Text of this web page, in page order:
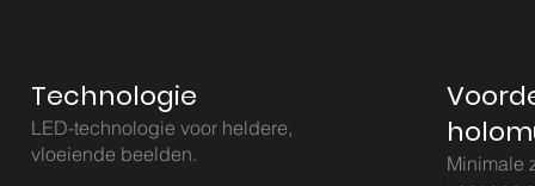
Technologie
LED-technologie voor heldere,
vloeiende beelden.
Minimale